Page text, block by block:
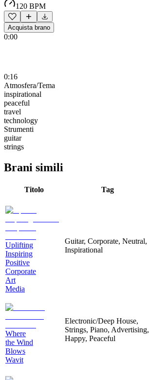
120 BPM
Acquista brano
0:00
0:16
Atmosfera/Tema
inspirational
peaceful
travel
technology
Strumenti
guitar
strings
Brani simili
Titolo Tag
Uplifting
Inspiring
Positive
Corporate
Art
Media
Guitar, Corporate, Neutral,
Inspirational
Where
the Wind
Blows
Wavit
Electronic/Deep House,
Strings, Piano, Advertising,
Happy, Peaceful